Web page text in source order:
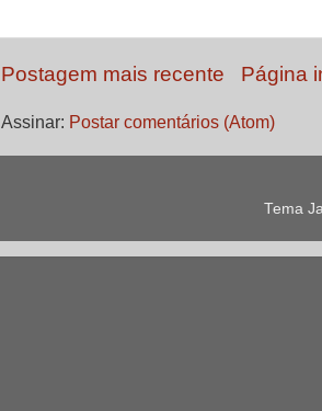
Postagem mais recente Página
Assinar: Postar comentários (Atom)
Tema